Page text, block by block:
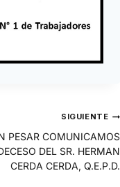
SIGUIENTE
PESAR COMUNICAMOS
DEL SR. HERMAN
CERDA CERDA, Q.E.P.D.